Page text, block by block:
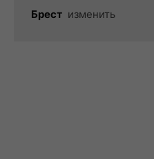
Брест изменить